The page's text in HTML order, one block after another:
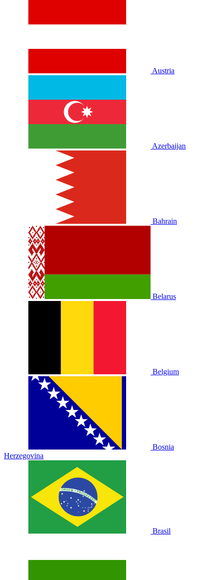
Austria
Azerbaijan
Bahrain
Belarus
Belgium
Bosnia
Herzegovina
Brasil